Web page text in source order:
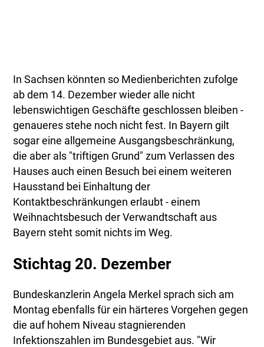
In Sachsen könnten so Medienberichten zufolge
ab dem 14. Dezember wieder alle nicht
lebenswichtigen Geschäfte geschlossen bleiben -
genaueres stehe noch nicht fest. In Bayern gilt
sogar eine allgemeine Ausgangsbeschränkung,
die aber als "triftigen Grund" zum Verlassen des
Hauses auch einen Besuch bei einem weiteren
Hausstand bei Einhaltung der
Kontaktbeschränkungen erlaubt - einem
Weihnachtsbesuch der Verwandtschaft aus
Bayern steht somit nichts im Weg.
Stichtag 20. Dezember
Bundeskanzlerin Angela Merkel sprach sich am
Montag ebenfalls für ein härteres Vorgehen gegen
die auf hohem Niveau stagnierenden
Infektionszahlen im Bundesgebiet aus. "Wir